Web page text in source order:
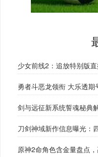
少女前线2：追放特别版
勇者斗恶龙领衔 大乐透
剑与远征新系统誓魂秘典
刀剑神域新作信息曝光：
原神2命角色含金量盘点